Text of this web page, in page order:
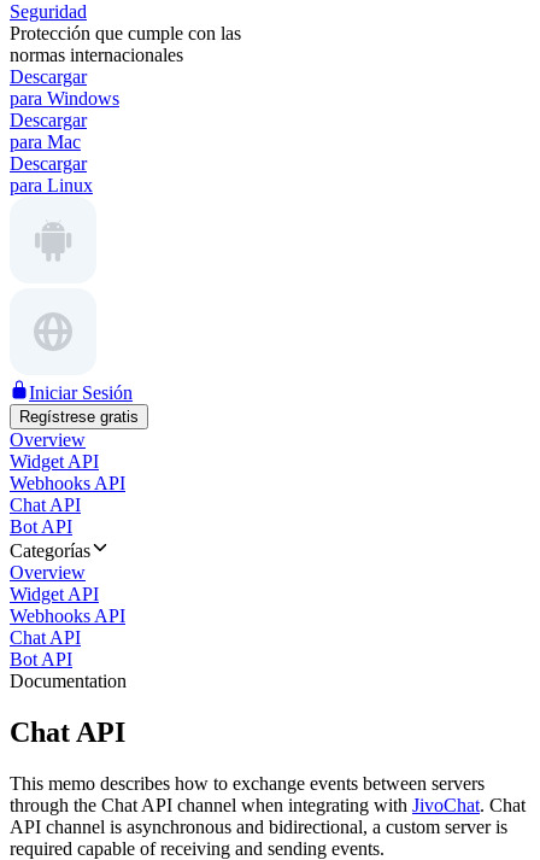
Seguridad
Protección que cumple con las
normas internacionales
Descargar
para Windows
Descargar
para Mac
Descargar
para Linux
Iniciar Sesión
Regístrese gratis
Overview
Widget API
Webhooks API
Chat API
Bot API
Categorías
Overview
Widget API
Webhooks API
Chat API
Bot API
Documentation
Chat API
This memo describes how to exchange events between servers
through the Chat API channel when integrating with JivoChat. Chat
API channel is asynchronous and bidirectional, a custom server is
required capable of receiving and sending events.